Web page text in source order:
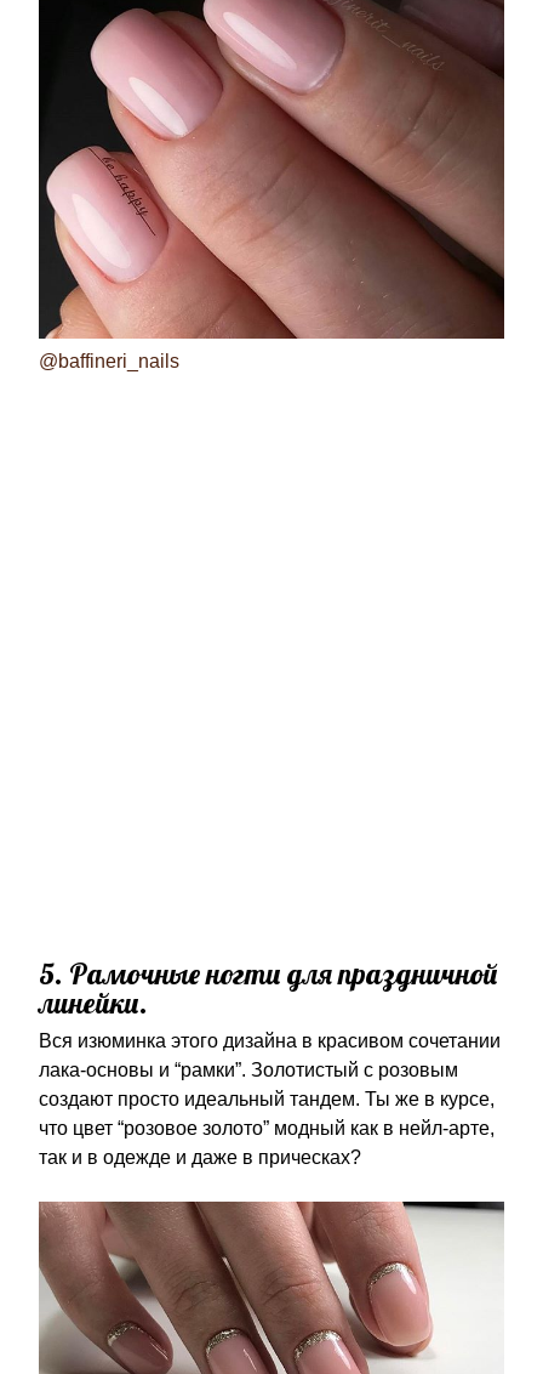
@baffineri_nails
5. Рамочные ногти для праздничной
линейки.
Вся изюминка этого дизайна в красивом сочетании
лака-основы и “рамки”. Золотистый с розовым
создают просто идеальный тандем. Ты же в курсе,
что цвет “розовое золото” модный как в нейл-арте,
так и в одежде и даже в прическах?